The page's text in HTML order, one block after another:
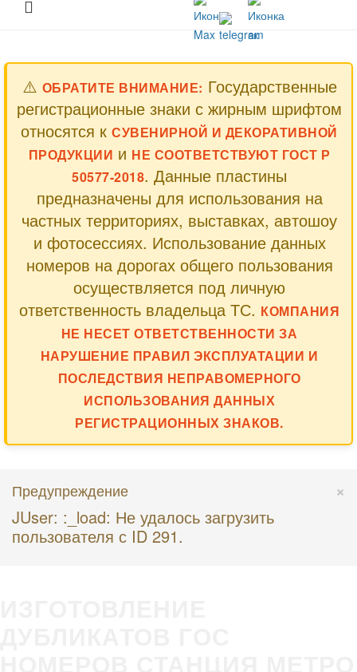
⚠️ ОБРАТИТЕ ВНИМАНИЕ: Государственные
регистрационные знаки с жирным шрифтом
относятся кСУВЕНИРНОЙ И ДЕКОРАТИВНОЙ
ПРОДУКЦИИ и НЕ СООТВЕТСТВУЮТ ГОСТ Р
50577-2018. Данные пластины
предназначены для использования на
частных территориях, выставках, автошоу
и фотосессиях. Использование данных
номеров на дорогах общего пользования
осуществляется под личную
ответственность владельца ТС. КОМПАНИЯ
НЕ НЕСЕТ ОТВЕТСТВЕННОСТИ ЗА
НАРУШЕНИЕ ПРАВИЛ ЭКСПЛУАТАЦИИ И
ПОСЛЕДСТВИЯ НЕПРАВОМЕРНОГО
ИСПОЛЬЗОВАНИЯ ДАННЫХ
РЕГИСТРАЦИОННЫХ ЗНАКОВ.
×
Предупреждение
JUser: :_load: Не удалось загрузить
пользователя с ID 291.